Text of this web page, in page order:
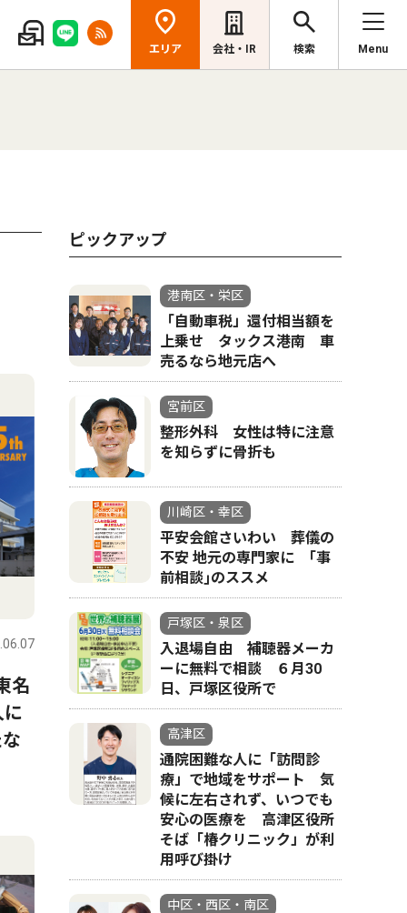
エリア 会社・IR 検索 Menu
名
ピックアップ
港南区・栄区
「自動車税」還付相当額を
上乗せ タックス港南 車
売るなら地元店へ
宮前区
整形外科 女性は特に注意
を知らずに骨折も
川崎区・幸区
平安会館さいわい 葬儀の
不安 地元の専門家に ｢事
前相談｣のススメ
戸塚区・泉区
入退場自由 補聴器メーカ
ーに無料で相談 ６月30
日、戸塚区役所で
高津区
通院困難な人に「訪問診
療」で地域をサポート 気
候に左右されず、いつでも
安心の医療を 高津区役所
そば「椿クリニック」が利
用呼び掛け
中区・西区・南区